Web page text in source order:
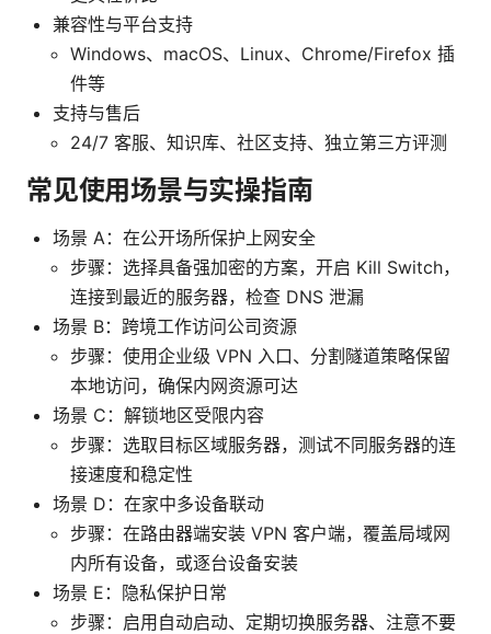
兼容性与平台支持
Windows、macOS、Linux、Chrome/Firefox 插
件等
支持与售后
24/7 客服、知识库、社区支持、独立第三方评测
常见使用场景与实操指南
场景 A：在公开场所保护上网安全
步骤：选择具备强加密的方案，开启 Kill Switch，
连接到最近的服务器，检查 DNS 泄漏
场景 B：跨境工作访问公司资源
步骤：使用企业级 VPN 入口、分割隧道策略保留
本地访问，确保内网资源可达
场景 C：解锁地区受限内容
步骤：选取目标区域服务器，测试不同服务器的连
接速度和稳定性
场景 D：在家中多设备联动
步骤：在路由器端安装 VPN 客户端，覆盖局域网
内所有设备，或逐台设备安装
场景 E：隐私保护日常
步骤：启用自动启动、定期切换服务器、注意不要